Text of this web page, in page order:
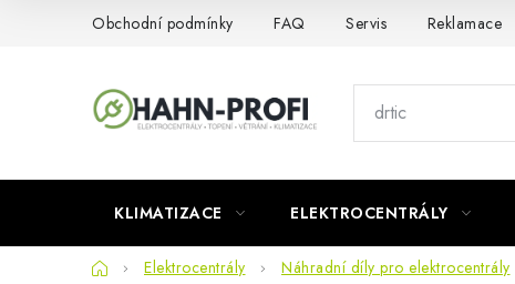
Obchodní podmínky FAQ Servis Reklamace
KLIMATIZACE ELEKTROCENTRÁLY
DomůElektrocentrály Náhradní díly pro elektrocentrály